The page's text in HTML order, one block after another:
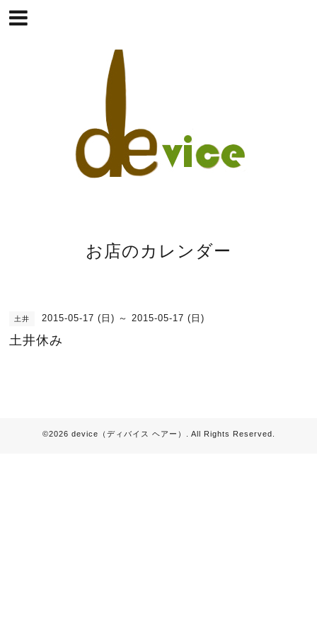
お店のカレンダー
土井 2015-05-17 (日) ～ 2015-05-17 (日)
土井休み
©2026 device（ディバイス ヘアー） . All Rights Reserved.